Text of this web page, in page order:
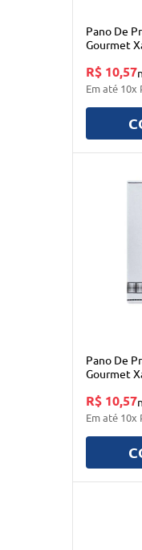
Pano De
Gourmet
R$ 10,57
Em até 10x
Pano De
Gourmet
R$ 10,57
Em até 10x